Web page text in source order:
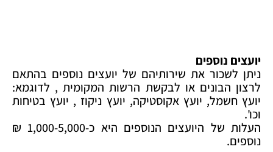
יועצים נוספים
ניתן לשכור את שירותיהם של יועצים נוספים בהתאם
לרצון הבונים או לבקשת הרשות המקומית , לדוגמא:
יועץ חשמל, יועץ אקוסטיקה, יועץ ניקוז , יועץ בטיחות
וכו'.
העלות של היועצים הנוספים היא כ-1,000-5,000 ₪
נוספים.